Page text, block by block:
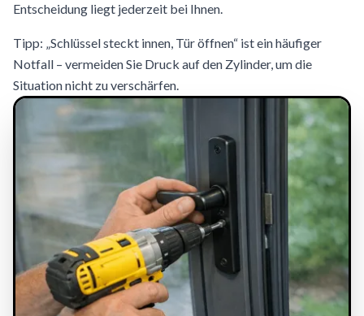
Entscheidung liegt jederzeit bei Ihnen.
Tipp: „Schlüssel steckt innen, Tür öffnen“ ist ein häufiger
Notfall – vermeiden Sie Druck auf den Zylinder, um die
Situation nicht zu verschärfen.